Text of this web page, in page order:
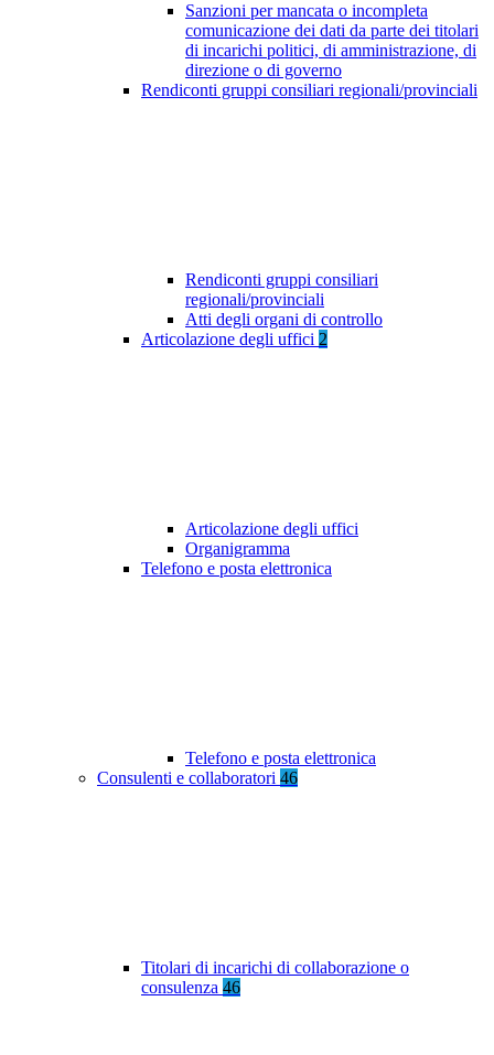
Sanzioni per mancata o incompleta
comunicazione dei dati da parte dei titolari
di incarichi politici, di amministrazione, di
direzione o di governo
Rendiconti gruppi consiliari regionali/provinciali
Rendiconti gruppi consiliari
regionali/provinciali
Atti degli organi di controllo
Articolazione degli uffici 2
Articolazione degli uffici
Organigramma
Telefono e posta elettronica
Telefono e posta elettronica
Consulenti e collaboratori 46
Titolari di incarichi di collaborazione o
consulenza 46